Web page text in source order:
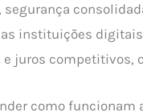
instituições
juros competitivos,
como funcionam